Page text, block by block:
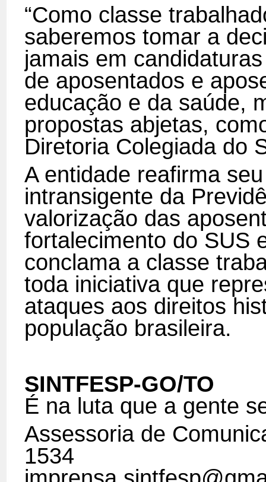
“Como classe
saberemos tomar a
jamais em
de aposentados e
educação e da saúde,
propostas abjetas,
Diretoria Colegiada do
A entidade reafirma
intransigente da
valorização das
fortalecimento do SUS
conclama a classe
toda iniciativa que
ataques aos direitos
população brasileira.
SINTFESP-GO/TO
É na luta que a gente
Assessoria de
1534